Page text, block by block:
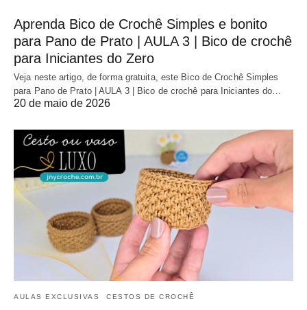
Aprenda Bico de Crochê Simples e bonito
para Pano de Prato | AULA 3 | Bico de crochê
para Iniciantes do Zero
Veja neste artigo, de forma gratuita, este Bico de Crochê Simples
para Pano de Prato | AULA 3 | Bico de crochê para Iniciantes do…
20 de maio de 2026
AULAS EXCLUSIVAS CESTOS DE CROCHÊ